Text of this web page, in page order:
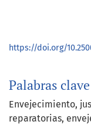
Palabras clave
Envejecimiento
reparatorias
https://doi.org/